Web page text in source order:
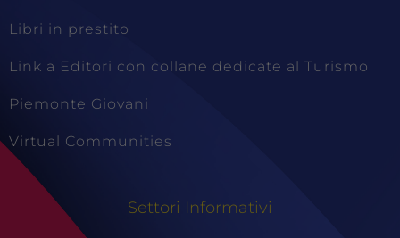
Libri in prestito
Link a Editori con collane dedicate al Turismo
Piemonte Giovani
Virtual Communities
Settori Informativi